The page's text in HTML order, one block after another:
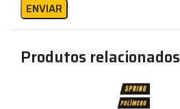
Produtos relacionados